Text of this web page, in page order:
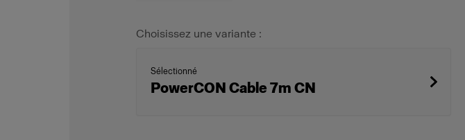
Choisissez une variante :
Sélectionné
PowerCON Cable 7m CN